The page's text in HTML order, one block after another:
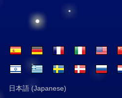
日本語 (Japanese)